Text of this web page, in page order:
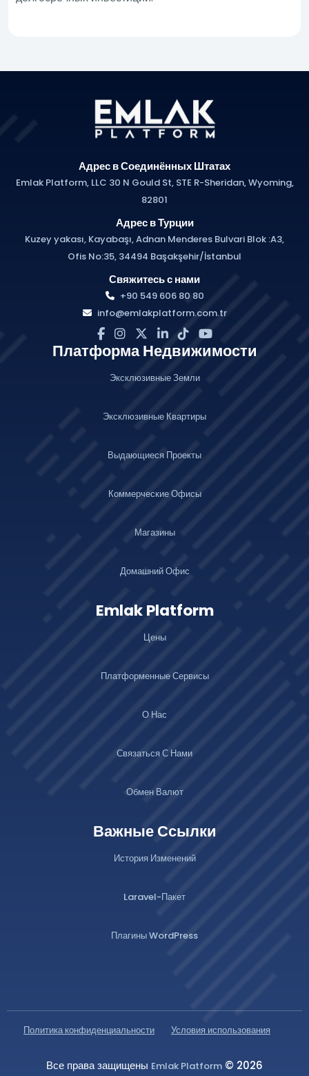
Адрес в Соединённых Штатах
Emlak Platform, LLC 30 N Gould St, STE R-Sheridan, Wyoming,
82801
Адрес в Турции
Kuzey yakası, Kayabaşı, Adnan Menderes Bulvari Blok :A3,
Ofis No:35, 34494 Başakşehir/İstanbul
Свяжитесь с нами
+90 549 606 80 80
info@emlakplatform.com.tr
Платформа Недвижимости
Эксклюзивные Земли
Эксклюзивные Квартиры
Выдающиеся Проекты
Коммерческие Офисы
Магазины
Домашний Офис
Emlak Platform
Цены
Платформенные Сервисы
О Нас
Связаться С Нами
Обмен Валют
Важные Ссылки
История Изменений
Laravel-Пакет
Плагины WordPress
Политика конфиденциальности Условия использования
Все права защищены Emlak Platform © 2026